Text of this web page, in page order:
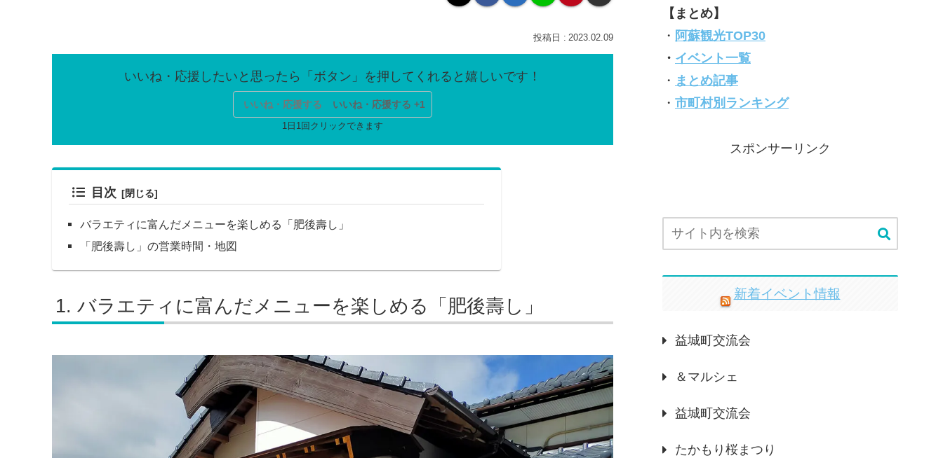
2023.02.09
いいね・応援する いいね・応援する +1
目次
バラエティに富んだメニューを楽しめる「肥後壽し」
「肥後壽し」の営業時間・地図
バラエティに富んだメニューを楽しめる「肥後壽し」
【まとめ】
・ 阿蘇観光TOP30
・ イベント一覧
・ まとめ記事
・ 市町村別ランキング
スポンサーリンク
新着イベント情報
益城町交流会
＆マルシェ
益城町交流会
たかもり桜まつり